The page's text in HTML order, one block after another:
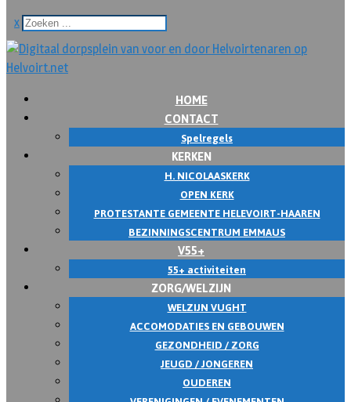
x
HOME
CONTACT
Spelregels
KERKEN
H. NICOLAASKERK
OPEN KERK
PROTESTANTE GEMEENTE HELEVOIRT-HAAREN
BEZINNINGSCENTRUM EMMAUS
V55+
55+ activiteiten
ZORG/WELZIJN
WELZIJN VUGHT
ACCOMODATIES EN GEBOUWEN
GEZONDHEID / ZORG
JEUGD / JONGEREN
OUDEREN